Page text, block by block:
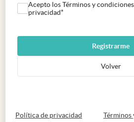
Acepto los Términos y
privacidad*
Registrarme
Volver
Política de privacidad abre en nueva
Términos